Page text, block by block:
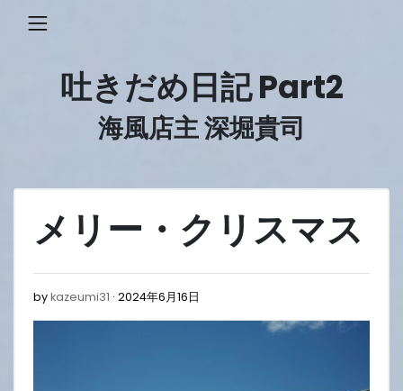
吐きだめ日記 Part2
海風店主 深堀貴司
メリー・クリスマス
bykazeumi31 2024年6月16日